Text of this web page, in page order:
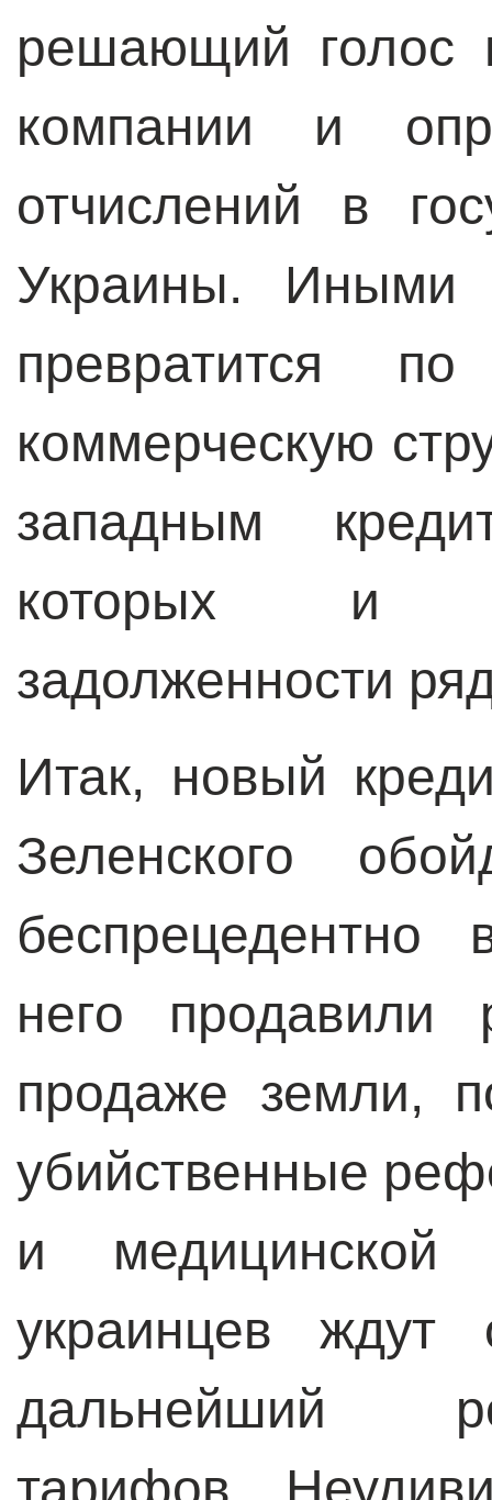
решающий голос
компании и
отчислений в
Украины. Иными
превратится
коммерческую
западным
которых и
задолженности
Итак, новый
Зеленского
него продавили
продаже земли,
убийственные
и
украинцев
дальнейший